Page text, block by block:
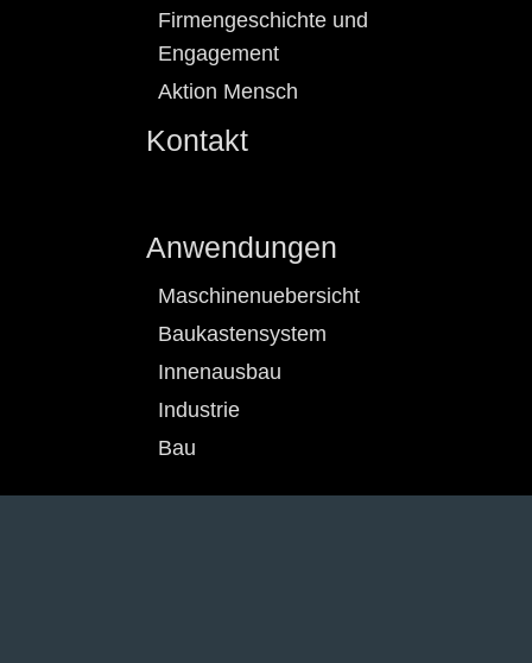
Firmengeschichte und
Engagement
Aktion Mensch
Kontakt
Anwendungen
Maschinenuebersicht
Baukastensystem
Innenausbau
Industrie
Bau